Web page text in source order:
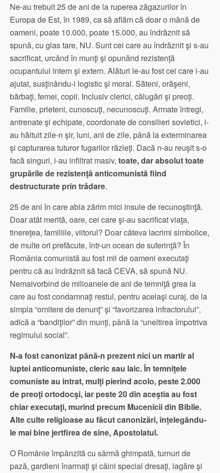
Ne-au trebuit 25 de ani de la ruperea zăgazurilor în
Europa de Est, în 1989, ca să aflăm că doar o mână de
oameni, poate 10.000, poate 15.000, au îndrăznit să
spună, cu glas tare, NU. Sunt cei care au îndrăznit şi s-au
sacrificat, urcând în munţi şi opunând rezistenţă
ocupantului intern şi extern. Alături le-au fost cei care i-au
ajutat, susţinându-i logistic şi moral. Săteni, orăşeni,
bărbaţi, femei, copii. Inclusiv clerici, călugări şi preoţi.
Familie, prieteni, cunoscuţi, necunoscuţi. Armate întregi,
antrenate şi echipate, coordonate de consilieri sovietici, i-
au hăituit zile-n şir, luni, ani de zile, până la exterminarea
şi capturarea tuturor fugarilor răzleţi. Dacă n-au reuşit s-o
facă singuri, i-au infiltrat masiv, toate, dar absolut toate
grupările de rezistenţă anticomunistă fiind
destructurate prin trădare.
25 de ani în care abia zărim mici insule de recunoştinţă.
Doar atât merită, oare, cei care şi-au sacrificat viaţa,
tinereţea, familiile, viitorul? Doar câteva lacrimi simbolice,
de multe ori prefăcute, într-un ocean de suferinţă? În
România comunistă au fost mii de oameni executaţi
pentru că au îndrăznit să facă CEVA, să spună NU.
Nemaivorbind de milioanele de ani de temniţă grea la
care au fost condamnaţi restul, pentru acelaşi curaj, de la
simpla “omitere de denunţ” şi “favorizarea infractorului”,
adică a “bandiţilor” din munţi, până la “uneltirea împotriva
regimului social”.
N-a fost canonizat până-n prezent nici un martir al
luptei anticomuniste, cleric sau laic. În temniţele
comuniste au intrat, mulţi pierind acolo, peste 2.000
de preoţi ortodocşi, iar peste 20 din aceştia au fost
chiar executaţi, murind precum Mucenicii din Biblie.
Alte culte religioase au făcut canonizări, înţelegându-
le mai bine jertfirea de sine, Apostolatul.
O Românie împânzită cu sârmă ghimpată, turnuri de
pază, gardieni înarmaţi şi câini special dresaţi, lagăre şi